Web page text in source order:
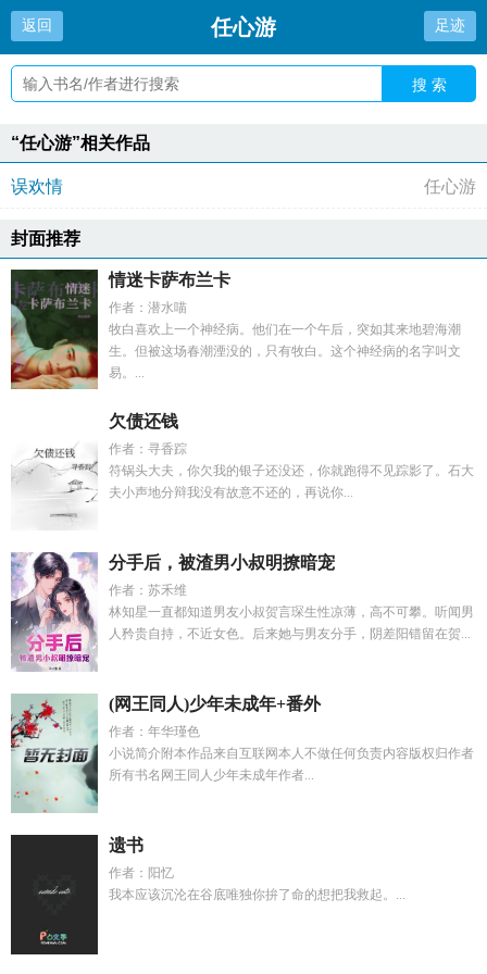
返回 任心游 足迹
搜 索
“任心游”相关作品
误欢情 任心游
封面推荐
情迷卡萨布兰卡
作者：潜水喵
牧白喜欢上一个神经病。他们在一个午后，突如其来地碧海潮
生。但被这场春潮湮没的，只有牧白。这个神经病的名字叫文
易。...
欠债还钱
作者：寻香踪
符锅头大夫，你欠我的银子还没还，你就跑得不见踪影了。石大
夫小声地分辩我没有故意不还的，再说你...
分手后，被渣男小叔明撩暗宠
作者：苏禾维
林知星一直都知道男友小叔贺言琛生性凉薄，高不可攀。听闻男
人矜贵自持，不近女色。后来她与男友分手，阴差阳错留在贺...
(网王同人)少年未成年+番外
作者：年华瑾色
小说简介附本作品来自互联网本人不做任何负责内容版权归作者
所有书名网王同人少年未成年作者...
遗书
作者：阳忆
我本应该沉沦在谷底唯独你拚了命的想把我救起。...